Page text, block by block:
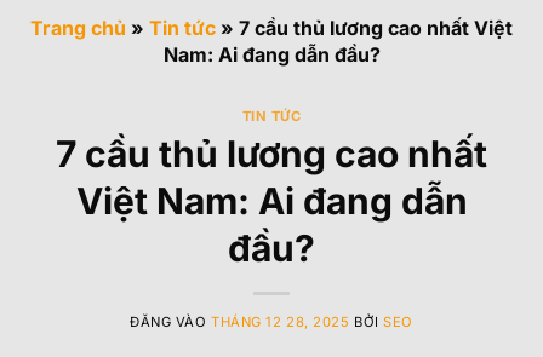
Trang chủ » Tin tức » 7 cầu thủ lương cao nhất Việt
Nam: Ai đang dẫn đầu?
TIN TỨC
7 cầu thủ lương cao nhất
Việt Nam: Ai đang dẫn
đầu?
ĐĂNG VÀO THÁNG 12 28, 2025 BỞISEO